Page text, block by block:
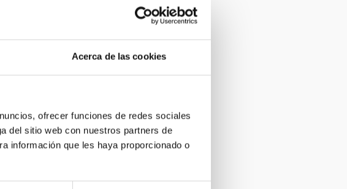
Acerca de las cookies
ofrecer funciones de redes sociales
del sitio web con nuestros partners de
información que les haya proporcionado o